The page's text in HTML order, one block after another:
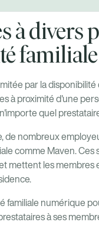
à divers
par la
à proximité d'une
quel
de nombreux
comme Maven.
mettent les
familiale numérique
à ses